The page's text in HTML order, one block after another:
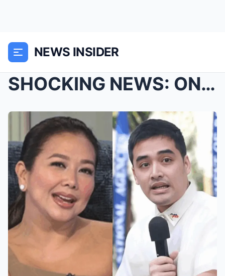
NEWS INSIDER
SHOCKING NEWS: ONCE AGAIN, KORINA SANCHEZ MAKES A ...